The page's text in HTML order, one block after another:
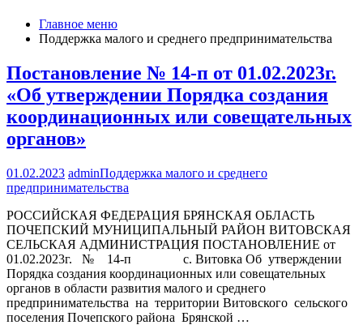
Главное меню
Поддержка малого и среднего предпринимательства
Постановление № 14-п от 01.02.2023г.
«Об утверждении Порядка создания
координационных или совещательных
органов»
01.02.2023 adminПоддержка малого и среднего
предпринимательства
РОССИЙСКАЯ ФЕДЕРАЦИЯ БРЯНСКАЯ ОБЛАСТЬ
ПОЧЕПСКИЙ МУНИЦИПАЛЬНЫЙ РАЙОН ВИТОВСКАЯ
СЕЛЬСКАЯ АДМИНИСТРАЦИЯ ПОСТАНОВЛЕНИЕ от
01.02.2023г. № 14-п с. Витовка Об утверждении
Порядка создания координационных или совещательных
органов в области развития малого и среднего
предпринимательства на территории Витовского сельского
поселения Почепского района Брянской …